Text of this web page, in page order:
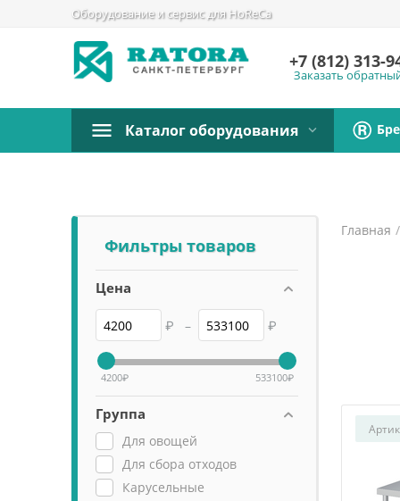
Оборудование и сервис для HoReCa
+7 (812) 313-
Заказать
Каталог оборудования
Фильтры товаров
Цена
₽ – ₽
4200₽ 533100₽
Группа
Для овощей
Для сбора отходов
Карусельные
Главная /